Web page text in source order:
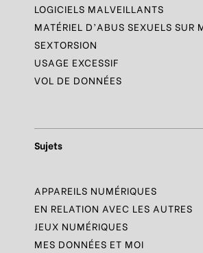
LOGICIELS MALVEILLANTS
MATÉRIEL D’ABUS SEXUELS SUR
SEXTORSION
USAGE EXCESSIF
VOL DE DONNÉES
Sujets
APPAREILS NUMÉRIQUES
EN RELATION AVEC LES AUTRES
JEUX NUMÉRIQUES
MES DONNÉES ET MOI